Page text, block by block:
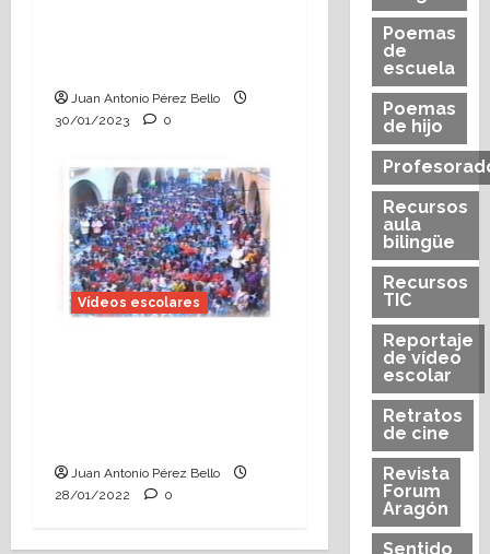
Juan Antonio Pérez Bello
30/01/2023
0
Vídeos escolares
Juan Antonio Pérez Bello
28/01/2022
0
Poemas
de
escuela
Poemas
de hijo
Recursos
aula
bilingüe
Recursos
TIC
Reportaje
de vídeo
escolar
Retratos
de cine
Revista
Forum
Aragón
Sentido